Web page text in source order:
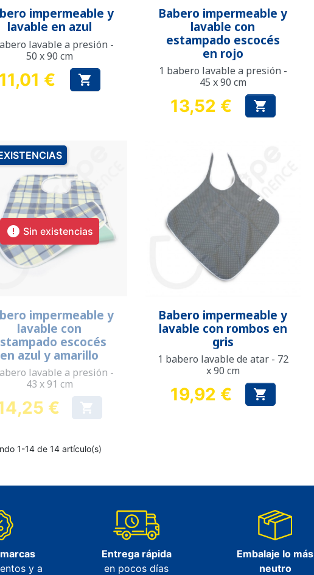
Vista rápida
impermeable y
lavable en azul
lavable a presión -
50 x 90 cm
Precio
€ 
Vista rápida
Babero impermeable y
lavable con
estampado escocés
en rojo
1 babero lavable a presión -
45 x 90 cm
Precio
13,52 € 
 Sin existencias
Vista rápida
impermeable y
lavable con
escocés
en azul y amarillo
lavable a presión -
43 x 91 cm
Precio
€ 
Vista rápida
Babero impermeable y
lavable con rombos en
gris
1 babero lavable de atar - 72
x 90 cm
Precio
19,92 € 
1-14 de 14 artículo(s)
y a
Entrega rápida
en pocos días
Embalaje lo más
neutro